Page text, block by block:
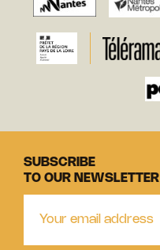
SUBSCRIBE
TO OUR NEWSLETTER